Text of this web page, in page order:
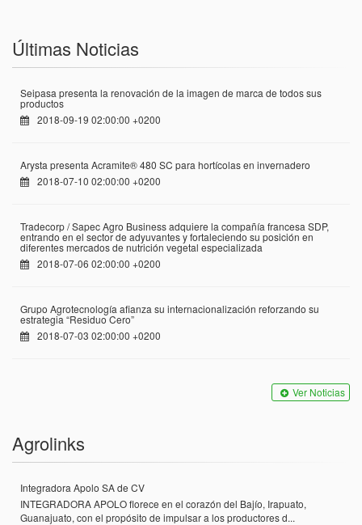
Últimas Noticias
Seipasa presenta la renovación de la imagen de marca de todos sus
productos
2018-09-19 02:00:00 +0200
Arysta presenta Acramite® 480 SC para hortícolas en invernadero
2018-07-10 02:00:00 +0200
Tradecorp / Sapec Agro Business adquiere la compañía francesa SDP,
entrando en el sector de adyuvantes y fortaleciendo su posición en
diferentes mercados de nutrición vegetal especializada
2018-07-06 02:00:00 +0200
Grupo Agrotecnología afianza su internacionalización reforzando su
estrategia “Residuo Cero”
2018-07-03 02:00:00 +0200
Ver Noticias
Agrolinks
Integradora Apolo SA de CV
INTEGRADORA APOLO florece en el corazón del Bajío, Irapuato,
Guanajuato, con el propósito de impulsar a los productores d...